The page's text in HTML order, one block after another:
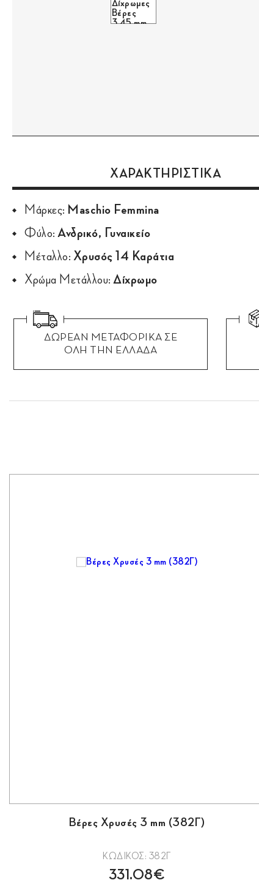
ΧΑΡΑΚΤΗΡΙΣΤΙΚΑ
Μάρκες: Maschio Femmina
Φύλο: Ανδρικό, Γυναικείο
Μέταλλο: Χρυσός 14 Καράτια
Χρώμα Μετάλλου: Δίχρωμο
ΔΩΡΕΑΝ ΜΕΤΑΦΟΡΙΚΑ ΣΕ
ΟΛΗ ΤΗΝ ΕΛΛΑΔΑ
Βέρες Χρυσές 3 mm (382Γ)
ΚΩΔΙΚΟΣ: 382Γ
331.08€